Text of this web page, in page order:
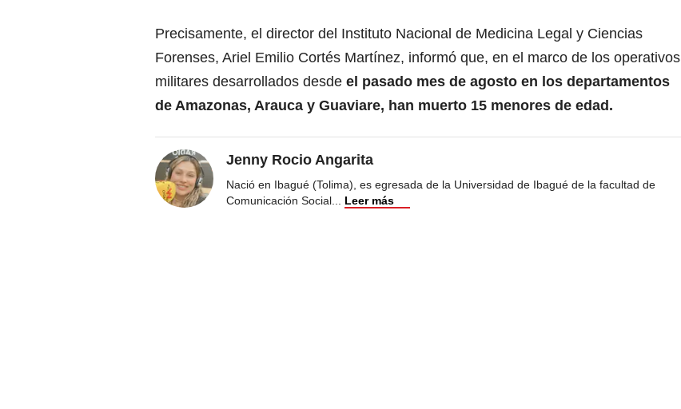
Precisamente, el director del Instituto Nacional de Medicina Legal y Ciencias
Forenses, Ariel Emilio Cortés Martínez, informó que, en el marco de los operativos
militares desarrollados desde el pasado mes de agosto en los departamentos
de Amazonas, Arauca y Guaviare, han muerto 15 menores de edad.
Jenny Rocio Angarita
Nació en Ibagué (Tolima), es egresada de la Universidad de Ibagué de la facultad de
Comunicación Social... Leer más